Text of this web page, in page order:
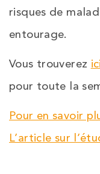
risques de
entourage.
Vous trouverez ici
pour toute la
Pour en savoir
L’article sur